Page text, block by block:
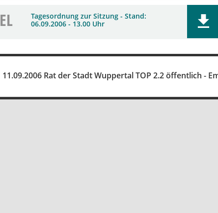
EL
Tagesordnung zur Sitzung - Stand:
06.09.2006 - 13.00 Uhr
11.09.2006 Rat der Stadt Wuppertal TOP 2.2 öffentlich -